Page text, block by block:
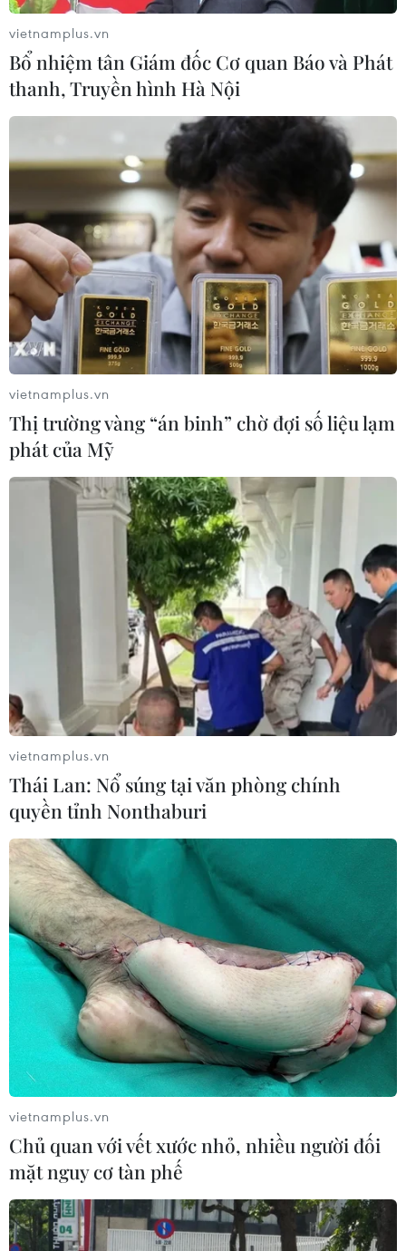
Thị trường nông sản thế giới: Giá gạo
châu Á tăng nhờ nhu cầu mạnh mẽ
03/12/2022 22:47
Một thương nhân tại Thành phố Hồ Chí Minh cho biết
giá gạo tăng nhờ nhu cầu cao hơn, đặc biệt là từ cơ
quan mua sắm thực phẩm Bulog của Indonesia.
Giá lúa ở Đồng bằng sông Cửu Long tăng,
các loại gạo lại giảm
Trong tuần qua, số liệu từ Hiệp hội Lương thực Việt Nam
cho thấy giá lúa ở khu vực Đồng bằng sông Cửu Long
vietnamplus.vn
Bổ nhiệm tân Giám đốc Cơ quan Báo và Phát
thanh, Truyền hình Hà Nội
vietnamplus.vn
Thị trường vàng “án binh” chờ đợi số liệu lạm
phát của Mỹ
vietnamplus.vn
Thái Lan: Nổ súng tại văn phòng chính
quyền tỉnh Nonthaburi
vietnamplus.vn
Chủ quan với vết xước nhỏ, nhiều người đối
mặt nguy cơ tàn phế